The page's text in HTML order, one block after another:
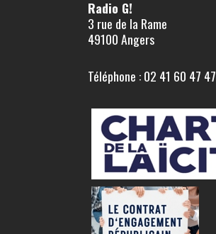
Radio G!
3 rue de la Rame
49100 Angers
Téléphone : 02 41 60 47 47